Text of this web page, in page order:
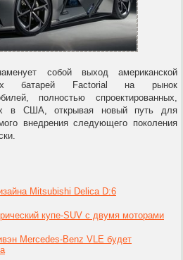
собой выход американской
батарей Factorial на рынок
полностью спроектированных,
в США, открывая новый путь для
внедрения следующего поколения
Mitsubishi Delica D:6
купе-SUV с двумя моторами
Mercedes-Benz VLE будет